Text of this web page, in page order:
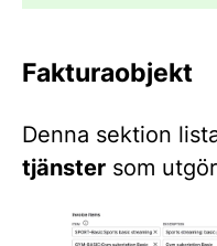
Fakturaobjekt
Denna sektion
tjänster som